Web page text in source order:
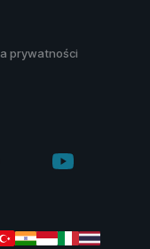
prywatności